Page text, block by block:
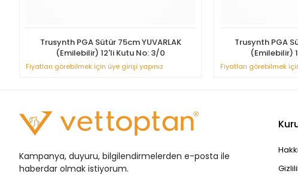
Trusynth PGA Sütür 75cm YUVARLAK
(Emilebilir) 12'li Kutu No: 3/0
Fiyatları görebilmek için üye girişi yapınız
Trusynth PGA
(Emilebilir)
Fiyatları görebilmek
Kampanya, duyuru, bilgilendirmelerden e-posta ile
haberdar olmak istiyorum.